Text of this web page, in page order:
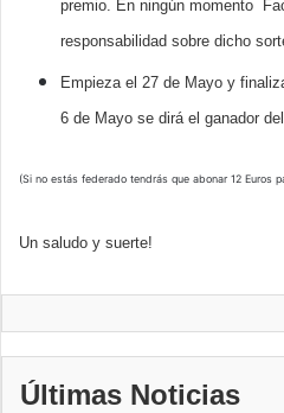
premio. En ningún momento
responsabilidad sobre dicho
Empieza el 27 de Mayo y
6 de Mayo se dirá el ganador
(Si no estás federado tendrás que abonar 12 Euros
Un saludo y suerte!
Últimas Noticias